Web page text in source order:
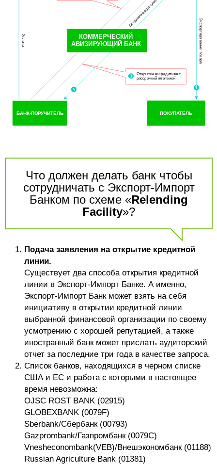
Что должен делать банк чтобы
сотрудничать с Экспорт-Импорт
Банком по схеме «Relending
Facility»?
Подача заявления на открытие кредитной
линии.
Существует два способа открытия кредитной
линии в Экспорт-Импорт Банке. А именно,
Экспорт-Импорт Банк может взять на себя
инициативу в открытии кредитной линии
выбранной финансовой организации по своему
усмотрению с хорошей репутацией, а также
иностранный банк может прислать аудиторский
отчет за последние три года в качестве запроса.
Список банков, находящихся в черном списке
США и ЕС и работа с которыми в настоящее
время невозможна:
OJSC ROST BANK (02915)
GLOBEXBANK (0079F)
Sberbank/Сбербанк (00793)
Gazprombank/Газпромбанк (0079C)
Vnesheconombank(VEB)/Внешэкономбанк (01188)
Russian Agriculture Bank (01381)